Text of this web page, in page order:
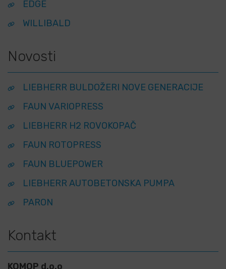
EDGE
WILLIBALD
Novosti
LIEBHERR BULDOŽERI NOVE GENERACIJE
FAUN VARIOPRESS
LIEBHERR H2 ROVOKOPAČ
FAUN ROTOPRESS
FAUN BLUEPOWER
LIEBHERR AUTOBETONSKA PUMPA
PARON
Kontakt
KOMOP d.o.o